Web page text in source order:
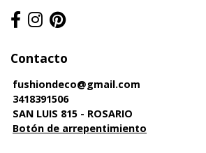
Contacto
fushiondeco@gmail.com
3418391506
SAN LUIS 815 - ROSARIO
Botón de arrepentimiento